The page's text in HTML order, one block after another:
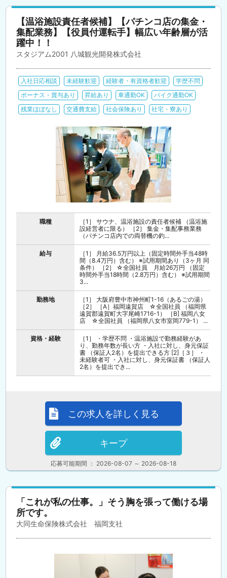
【温浴施設責任者候補】【パチンコ店の集金・
集配業務】【役員付運転手】幅広い年齢層が活
躍中！！
スタジアム2001 八城観光開発株式会社
入社日応相談 未経験歓迎 経験者・有資格者歓迎
学歴不問
ボーナス・賞与あり
昇給あり 車通勤OK
バイク通勤OK
残業ほぼなし
交通費支給 社会保険あり 社宅・寮あり
職種
［1］ サウナ、温浴施設の責任者候補 （温浴施
設経営者に限る） ［2］ 集金・集配事務業務
（パチンコ店内での両替機の釣...
給与
［1］ 月給36.5万円以上（固定時間外手当48時
間（8.4万円）含む） ※試用期間あり（3ヶ月 同
条件） ［2］ ☆全国社員 月給26万円 （固定
時間外手当18時間（2.8万円）含む） ※試用期間
3...
勤務地
［1］ 大阪府豊中市神州町1-16（あるごの湯）
［2］ ［A］福岡遠賀店 ☆全国社員 （福岡県
遠賀郡遠賀町大字尾崎1716-1） ［B] 福岡八女
店 ☆全国社員 （福岡県八女市室岡779-1） ...
資格・経験
［1］ ・学歴不問 ・温浴施設で勤務経験があ
り、勤務年数が長い方 ・入社に対し、身元保証
書 （保証人2名）を提出できる方 [2]［３］ ・
未経験者可 ・入社に対し、身元保証書 （保証人
2名）を提出でき...
応募可能期間 ： 2026-08-07 ～ 2026-08-18
この求人を詳しく見る
キープ
「これが私の仕事。」そう胸を張って働ける場
所です。
大同生命保険株式会社 福岡支社